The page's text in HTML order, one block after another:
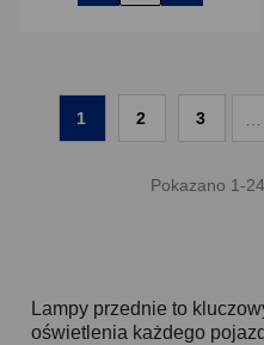
Pokazano 1-
1 2 3
Lampy przednie to
oświetlenia każdego